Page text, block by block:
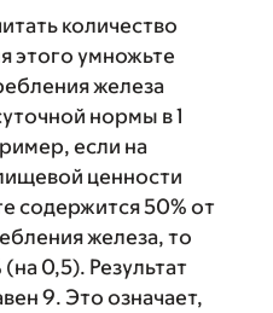
количество
этого умножьте
железа
нормы в 1
если на
ценности
содержится 50% от
железа, то
0,5). Результат
9. Это означает,